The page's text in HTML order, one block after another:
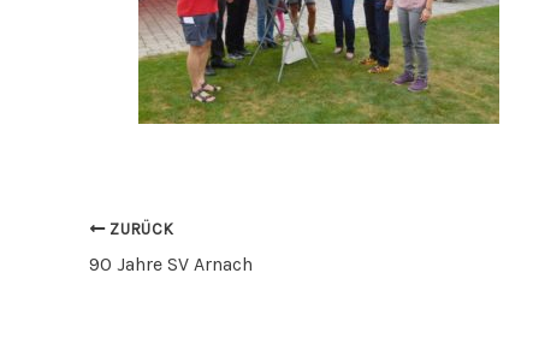
ZURÜCK
90 Jahre SV Arnach